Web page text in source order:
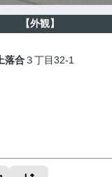
【外観】
上落合３丁目32-1